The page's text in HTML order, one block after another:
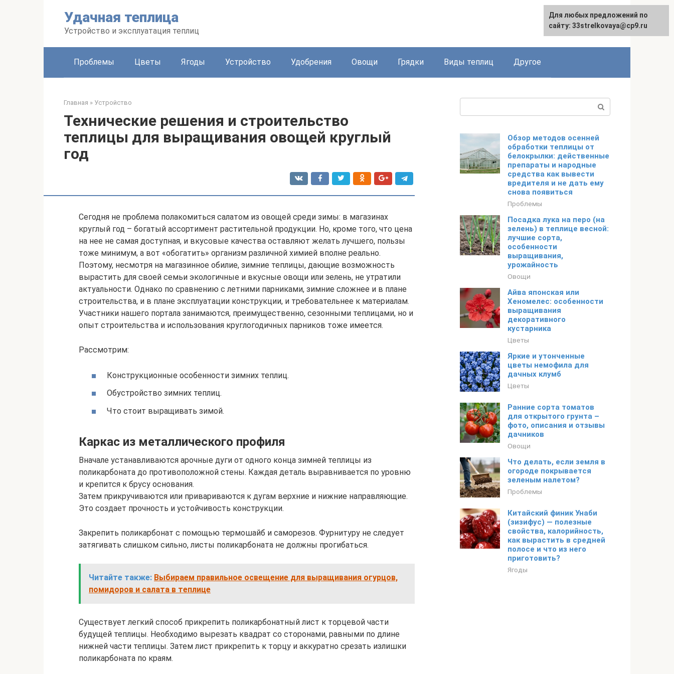
Удачная теплица
Устройство и эксплуатация теплиц
Проблемы Цветы Ягоды Устройство Удобрения Овощи Грядки Виды теплиц Другое
Главная » Устройство
Технические решения и строительство
теплицы для выращивания овощей круглый
год
Сегодня не проблема полакомиться салатом из овощей среди зимы: в магазинах
круглый год – богатый ассортимент растительной продукции. Но, кроме того, что цена
на нее не самая доступная, и вкусовые качества оставляют желать лучшего, пользы
тоже минимум, а вот «обогатить» организм различной химией вполне реально.
Поэтому, несмотря на магазинное обилие, зимние теплицы, дающие возможность
вырастить для своей семьи экологичные и вкусные овощи или зелень, не утратили
актуальности. Однако по сравнению с летними парниками, зимние сложнее и в плане
строительства, и в плане эксплуатации конструкции, и требовательнее к материалам.
Участники нашего портала занимаются, преимущественно, сезонными теплицами, но и
опыт строительства и использования круглогодичных парников тоже имеется.
Рассмотрим:
Конструкционные особенности зимних теплиц.
Обустройство зимних теплиц.
Что стоит выращивать зимой.
Каркас из металлического профиля
Вначале устанавливаются арочные дуги от одного конца зимней теплицы из
поликарбоната до противоположной стены. Каждая деталь выравнивается по уровню
и крепится к брусу основания.
Затем прикручиваются или привариваются к дугам верхние и нижние направляющие.
Это создает прочность и устойчивость конструкции.
Закрепить поликарбонат с помощью термошайб и саморезов. Фурнитуру не следует
затягивать слишком сильно, листы поликарбоната не должны прогибаться.
Читайте также: Выбираем правильное освещение для выращивания огурцов,
помидоров и салата в теплице
Существует легкий способ прикрепить поликарбонатный лист к торцевой части
будущей теплицы. Необходимо вырезать квадрат со сторонами, равными по длине
нижней части теплицы. Затем лист прикрепить к торцу и аккуратно срезать излишки
поликарбоната по краям.
Обзор методов осенней
обработки теплицы от
белокрылки: действенные
препараты и народные
средства как вывести
вредителя и не дать ему
снова появиться
Проблемы
Посадка лука на перо (на
зелень) в теплице весной:
лучшие сорта,
особенности
выращивания,
урожайность
Овощи
Айва японская или
Хеномелес: особенности
выращивания
декоративного
кустарника
Цветы
Яркие и утонченные
цветы немофила для
дачных клумб
Цветы
Ранние сорта томатов
для открытого грунта –
фото, описания и отзывы
дачников
Овощи
Что делать, если земля в
огороде покрывается
зеленым налетом?
Проблемы
Китайский финик Унаби
(зизифус) — полезные
свойства, калорийность,
как вырастить в средней
полосе и что из него
приготовить?
Ягоды
Для любых предложений по
сайту: 33strelkovaya@cp9.ru